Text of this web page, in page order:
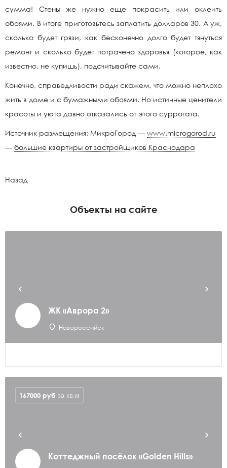
сумма! Стены же нужно еще покрасить или оклеить
обоями. В итоге приготовьтесь заплатить долларов 30. А уж,
сколько будет грязи, как бесконечно долго будет тянуться
ремонт и сколько будет потрачено здоровья (которое, как
известно, не купишь), подсчитывайте сами.
Конечно, справедливости ради скажем, что можно неплохо
жить в доме и с бумажными обоями. Но истинные ценители
красоты и уюта давно отказались от этого суррогата.
Источник размещения: МикроГород — www.microgorod.ru
— большие квартиры от застройщиков Краснодара
Назад
Объекты на сайте
ЖК «Аврора 2»
Новороссийск
Коттеджный посёлок «Golden Hills»
167000 руб за кв.м